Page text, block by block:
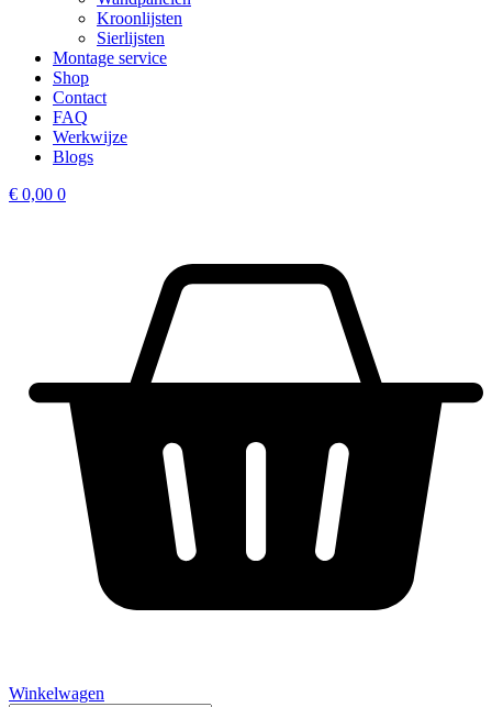
Kroonlijsten
Sierlijsten
Montage service
Shop
Contact
FAQ
Werkwijze
Blogs
€ 0,00 0
Winkelwagen